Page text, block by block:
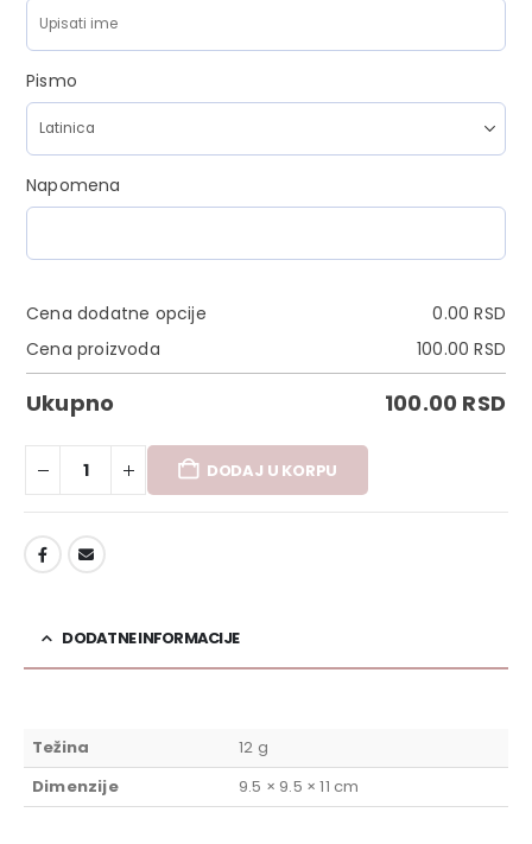
Pismo
Napomena
Cena dodatne opcije 0.00RSD
Cena proizvoda
100.00RSD
Ukupno 100.00 RSD
DODAJ U KORPU
DODATNE INFORMACIJE
Težina
12 g
Dimenzije
9.5 × 9.5 × 11 cm